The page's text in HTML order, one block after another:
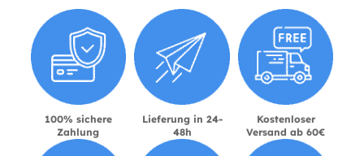
100% sichere
Zahlung
Lieferung in 24-
48h
Kostenloser
Versand ab 60€